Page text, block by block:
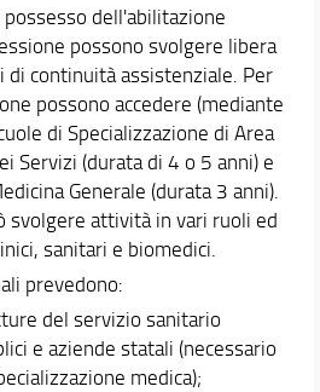
laurea
problemi/criticità
dell'abilitazione
possono svolgere libera
di continuità assistenziale. Per
possono accedere (mediante
di Specializzazione di Area
Servizi (durata di 4 o 5 anni) e
Generale (durata 3 anni).
svolgere attività in vari ruoli ed
sanitari e biomedici.
prevedono:
del servizio sanitario
e aziende statali (necessario
medica);